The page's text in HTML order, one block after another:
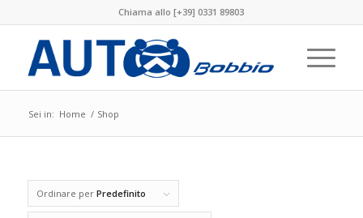
Chiama allo [+39] 0331 89803
Sei in: Home / Shop
Ordinare per Predefinito